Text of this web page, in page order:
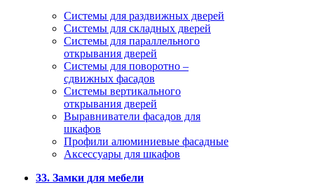
Системы для раздвижных дверей
Системы для складных дверей
Системы для параллельного
открывания дверей
Системы для поворотно –
сдвижных фасадов
Системы вертикального
открывания дверей
Выравниватели фасадов для
шкафов
Профили алюминиевые фасадные
Аксессуары для шкафов
33. Замки для мебели